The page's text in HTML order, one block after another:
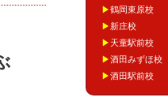
▶鶴岡東原校
▶ 新庄校
▶ 天童駅前校
▶酒田みずほ校
▶酒田駅前校